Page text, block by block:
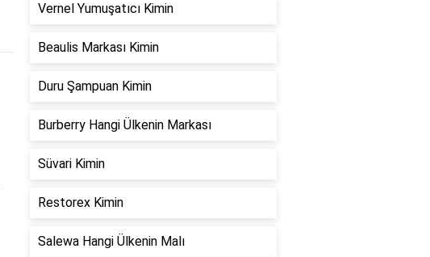
Vernel Yumuşatıcı Kimin
Beaulis Markası Kimin
Duru Şampuan Kimin
Burberry Hangi Ülkenin Markası
Süvari Kimin
Restorex Kimin
Salewa Hangi Ülkenin Malı